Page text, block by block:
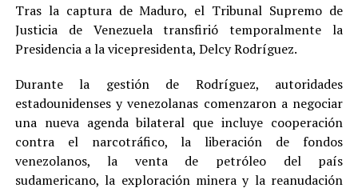
Tras la captura de Maduro, el Tribunal Supremo de
Justicia de Venezuela transfirió temporalmente la
Presidencia a la vicepresidenta, Delcy Rodríguez.
Durante la gestión de Rodríguez, autoridades
estadounidenses y venezolanas comenzaron a negociar
una nueva agenda bilateral que incluye cooperación
contra el narcotráfico, la liberación de fondos
venezolanos, la venta de petróleo del país
sudamericano, la exploración minera y la reanudación